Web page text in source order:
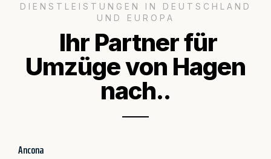
DIENSTLEISTUNGEN IN DEUTSCHLAND
UND EUROPA
Ihr Partner für
Umzüge von Hagen
nach..
Ancona